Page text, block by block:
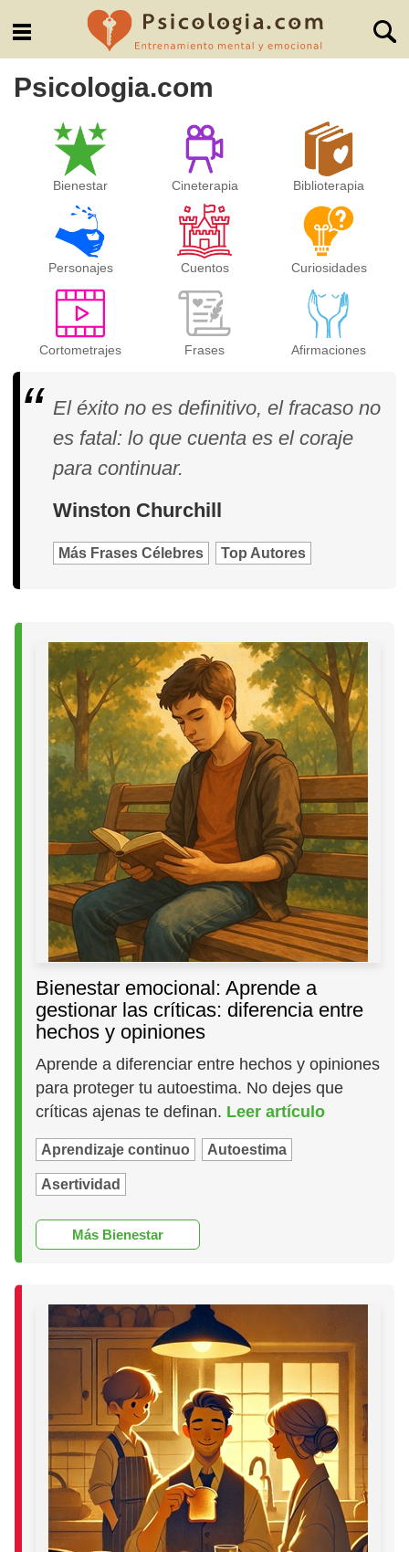
Psicologia.com
Bienestar Cineterapia Biblioterapia
Personajes Cuentos Curiosidades
Cortometrajes Frases Afirmaciones
El éxito no es definitivo, el fracaso no
es fatal: lo que cuenta es el coraje
para continuar.
Winston Churchill
Más Frases Célebres Top Autores
Bienestar emocional: Aprende a
gestionar las críticas: diferencia entre
hechos y opiniones
Aprende a diferenciar entre hechos y opiniones
para proteger tu autoestima. No dejes que
críticas ajenas te definan. Leer artículo
Aprendizaje continuo Autoestima
Asertividad
Más Bienestar